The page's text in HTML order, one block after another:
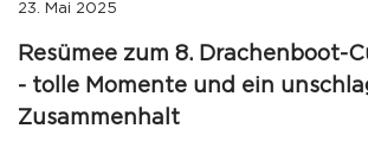
23. Mai 2025
Resümee zum 8. Drachenboot-
- tolle Momente und ein
Zusammenhalt